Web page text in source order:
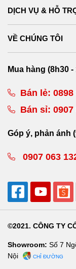
DỊCH VỤ & HỖ
VỀ CHÚNG TÔI
Mua hàng (8h30 -
Bán lẻ: 0898
Bán sỉ: 0907
Góp ý, phản ánh
0907 063
©2021. CÔNG TY
Showroom: Số 7
Nội
CHỈ ĐƯỜNG